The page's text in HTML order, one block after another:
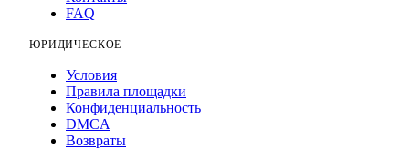
FAQ
ЮРИДИЧЕСКОЕ
Условия
Правила площадки
Конфиденциальность
DMCA
Возвраты